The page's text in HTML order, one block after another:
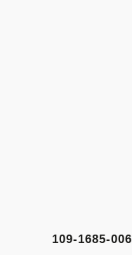
109-1685-006